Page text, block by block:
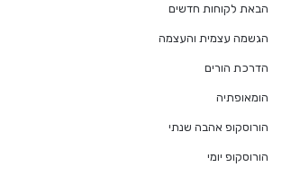
הבאת לקוחות חדשים
הגשמה עצמית והעצמה
הדרכת הורים
הומאופתיה
הורוסקופ אהבה שנתי
הורוסקופ יומי